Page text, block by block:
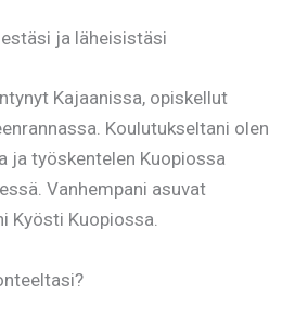
ja läheisistäsi
Kajaanissa, opiskellut
Koulutukseltani olen
ja työskentelen Kuopiossa
Vanhempani asuvat
Kyösti Kuopiossa.